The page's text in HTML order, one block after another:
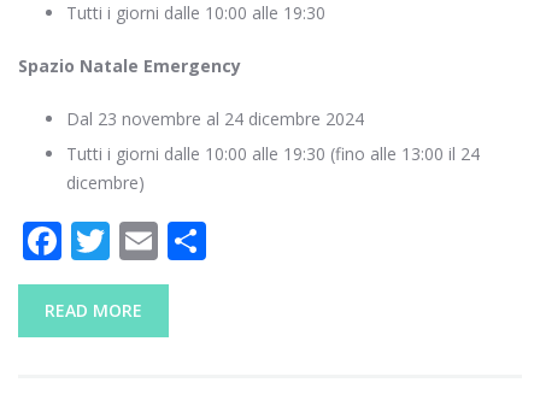
Tutti i giorni dalle 10:00 alle 19:30
Spazio Natale Emergency
Dal 23 novembre al 24 dicembre 2024
Tutti i giorni dalle 10:00 alle 19:30 (fino alle 13:00 il 24
dicembre)
F
ac
e
T
w
itt
E
m
READ MORE